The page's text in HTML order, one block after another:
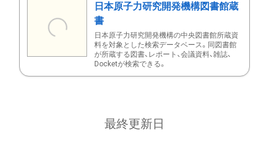
日本原子力研究開発機構図書館蔵
書
日本原子力研究開発機構の中央図書館所蔵資
料を対象とした検索データベース。同図書館
が所蔵する図書、レポート、会議資料、雑誌、
Docketが検索できる。
最終更新日